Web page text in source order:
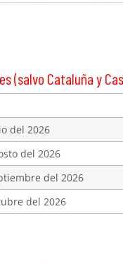
(salvo Cataluña y
del 2026
del 2026
del 2026
del 2026